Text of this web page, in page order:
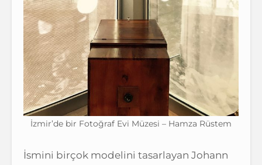
İzmir’de bir Fotoğraf Evi Müzesi – Hamza Rüstem
İsmini birçok modelini tasarlayan Johann